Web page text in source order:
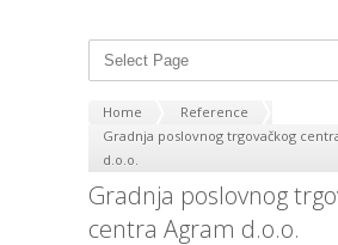
Home
Reference
Gradnja poslovnog trgovačkog
d.o.o.
Gradnja poslovnog
centra Agram d.o.o.